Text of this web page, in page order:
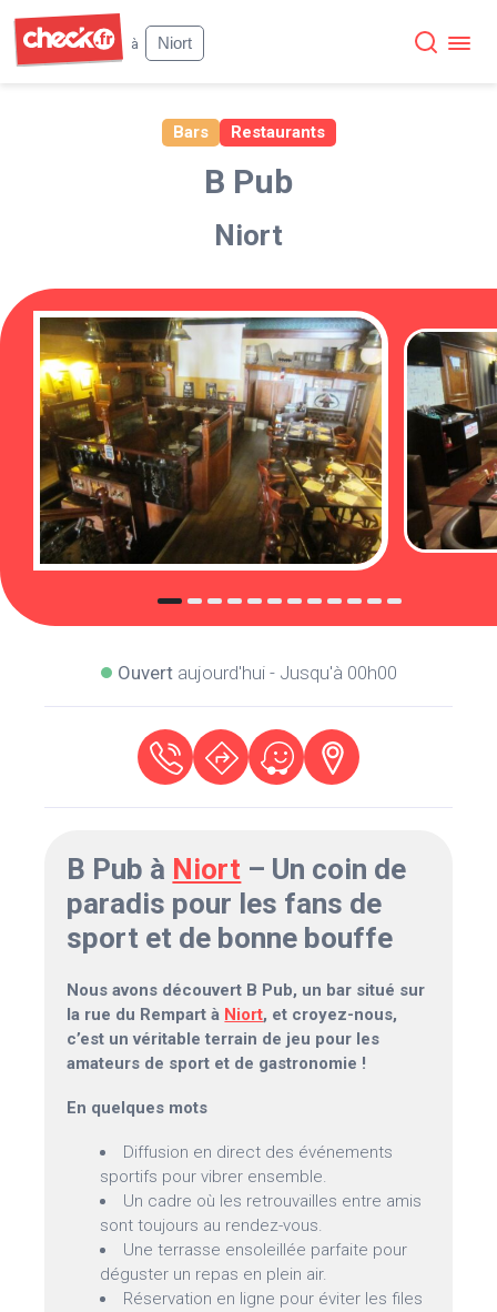
à
Niort
Bars Restaurants
B Pub
Niort
Ouvertaujourd'hui - Jusqu'à 00h00
B Pub à Niort – Un coin de
paradis pour les fans de
sport et de bonne bouffe
Nous avons découvert B Pub, un bar situé sur
la rue du Rempart à Niort, et croyez-nous,
c’est un véritable terrain de jeu pour les
amateurs de sport et de gastronomie !
En quelques mots
Diffusion en direct des événements
sportifs pour vibrer ensemble.
Un cadre où les retrouvailles entre amis
sont toujours au rendez-vous.
Une terrasse ensoleillée parfaite pour
déguster un repas en plein air.
Réservation en ligne pour éviter les files